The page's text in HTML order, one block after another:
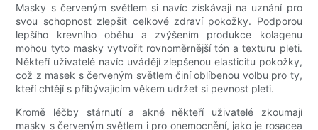
Masky s červeným světlem si navíc získávají na uznání pro
svou schopnost zlepšit celkové zdraví pokožky. Podporou
lepšího krevního oběhu a zvýšením produkce kolagenu
mohou tyto masky vytvořit rovnoměrnější tón a texturu pleti.
Někteří uživatelé navíc uvádějí zlepšenou elasticitu pokožky,
což z masek s červeným světlem činí oblíbenou volbu pro ty,
kteří chtějí s přibývajícím věkem udržet si pevnost pleti.
Kromě léčby stárnutí a akné někteří uživatelé zkoumají
masky s červeným světlem i pro onemocnění, jako je rosacea